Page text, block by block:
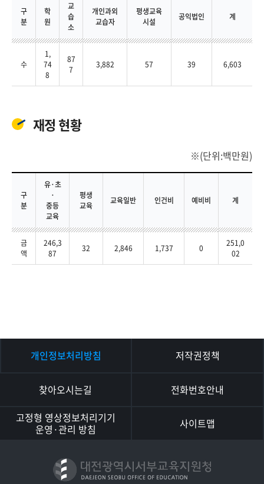
구
분
학
원
교
습
소
개인과외
교습자
평생교육
시설
공익법인 계
수
1,
74
8
87
7
3,882 57 39 6,603
재정 현황
(단위:백만원)
구
분
유·초
·
중등
교육
평생
교육
교육일반 인건비 예비비 계
금
액
246,3
87
32 2,846 1,737 0
251,0
02
개인정보처리방침 저작권정책
찾아오시는길
전화번호안내
고정형 영상정보처리기기
운영·관리 방침
사이트맵